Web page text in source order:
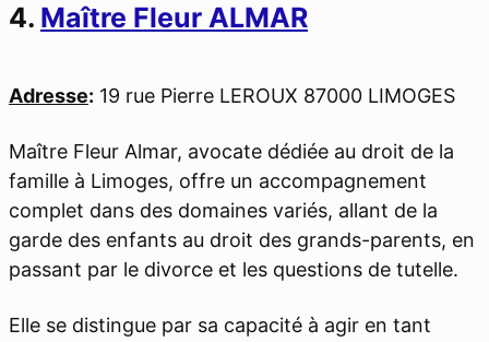
4. Maître Fleur ALMAR
Adresse: 19 rue Pierre LEROUX 87000 LIMOGES
Maître Fleur Almar, avocate dédiée au droit de la
famille à Limoges, offre un accompagnement
complet dans des domaines variés, allant de la
garde des enfants au droit des grands-parents, en
passant par le divorce et les questions de tutelle.
Elle se distingue par sa capacité à agir en tant